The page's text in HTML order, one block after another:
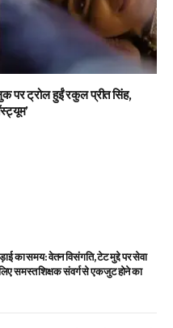
ट्रोल हुईं रकुल प्रीत सिंह,
का समय: वेतन विसंगति, टेट मुद्दे पर सेवा
लिए समस्त शिक्षक संवर्ग से एकजुट होने का